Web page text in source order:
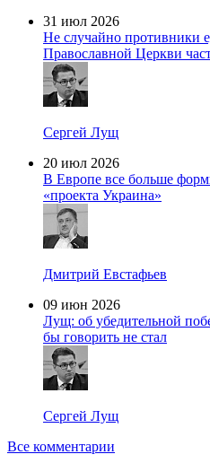
31 июл 2026
Не случайно противники
Православной Церкви
Сергей Лущ
20 июл 2026
В Европе все больше
«проекта Украина»
Дмитрий Евстафьев
09 июн 2026
Лущ: об убедительной
бы говорить не стал
Сергей Лущ
Все комментарии